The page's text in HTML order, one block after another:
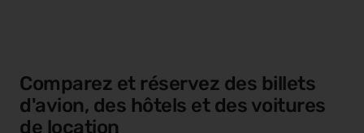
Comparez et réservez des billets
d'avion, des hôtels et des voitures
de location